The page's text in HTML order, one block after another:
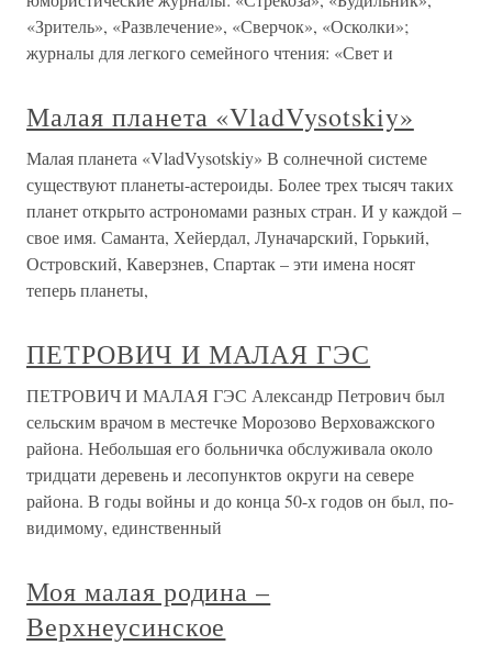
«Зритель», «Развлечение», «Сверчок», «Осколки»;
журналы для легкого семейного чтения: «Свет и
Малая планета «VladVysotskiy»
Малая планета «VladVysotskiy» В солнечной системе
существуют планеты-астероиды. Более трех тысяч таких
планет открыто астрономами разных стран. И у каждой –
свое имя. Саманта, Хейердал, Луначарский, Горький,
Островский, Каверзнев, Спартак – эти имена носят
теперь планеты,
ПЕТРОВИЧ И МАЛАЯ ГЭС
ПЕТРОВИЧ И МАЛАЯ ГЭС Александр Петрович был
сельским врачом в местечке Морозово Верховажского
района. Небольшая его больничка обслуживала около
тридцати деревень и лесопунктов округи на севере
района. В годы войны и до конца 50-х годов он был, по-
видимому, единственный
Моя малая родина –
Верхнеусинское